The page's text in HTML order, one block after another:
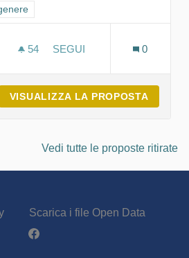
GOAL 5 - Parità di genere
54 54 SOSTENITORI
SEGUI
0
VISUALIZZA LA PROPOSTA
Vedi tutte le proposte ritirate
Scarica i file Open Data
Partecipa - Poliste su Facebook